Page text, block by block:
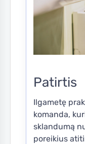
Patirtis
Ilgametę
komanda,
sklandumą
poreikius